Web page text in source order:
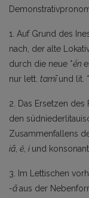
1. Auf Grund des
nach, der alte
durch die neue *ḗn
nur lett. tamīund lit. *
2. Das Ersetzen des
den
Zusammenfallens
iā, ē, i und
3. Im Lettischen
-āaus der